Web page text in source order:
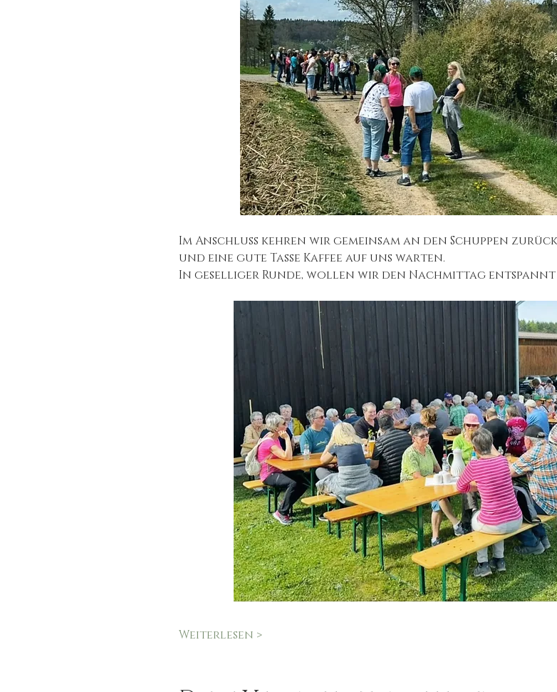
Im Anschluss kehren wir gemeinsam an den Schuppen
und eine gute Tasse Kaffee auf uns warten.
In geselliger Runde, wollen wir den Nachmittag entspannt
Weiterlesen >